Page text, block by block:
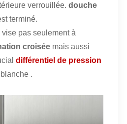
verrouillée. douche
terminé.
pas seulement à
croisée mais aussi
différentiel de pression
.